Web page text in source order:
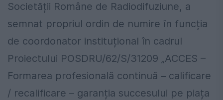
Societății Române de Radiodifuziune, a
semnat propriul ordin de numire în funcția
de coordonator instituțional în cadrul
Proiectului POSDRU/62/S/31209 „ACCES –
Formarea profesională continuă – calificare
/ recalificare – garanția succesului pe piața